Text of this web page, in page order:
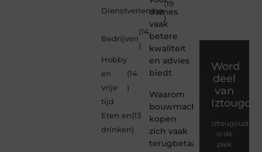
Dienstverlening
(19
)
Bedrijven
(14
)
Hobby
en
vrije
tijd
(14
)
Eten en
drinken
(13
)
dames
vaak
betere
kwaliteit
en advies
biedt
Waarom
bouwmachines
kopen
zich vaak
terugbetaalt
Word
deel
van
Iztougoud.be
is dé
plek